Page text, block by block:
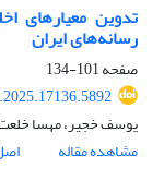
تدوین معیارهای
رسانه‌های ایران
صفحه101-134
یوسف خجیر، مهسا
مشاهده مقاله